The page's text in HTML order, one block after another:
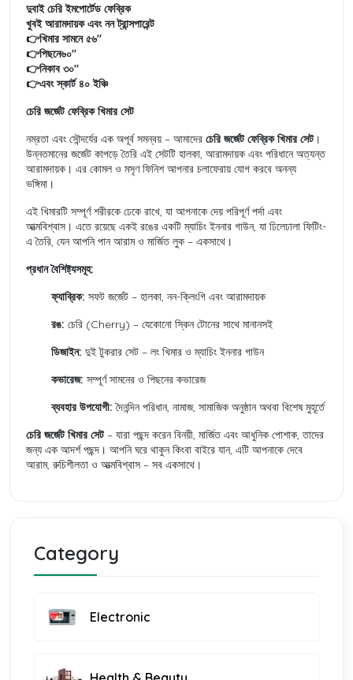
দুবাই চেরি ইমপোর্টেড ফেব্রিক
খুবই আরামদায়ক এবং নন ট্রান্সপারেন্ট
👉খিমার সামনে ৫৬"
👉পিছনে৬০"
👉নিকাব ৩০"
👉এবং স্কার্ট ৪০ ইঞ্চি
চেরি জর্জেট ফেব্রিক খিমার সেট
নম্রতা এবং সৌন্দর্যের এক অপূর্ব সমন্বয় – আমাদের চেরি জর্জেট ফেব্রিক খিমার সেট।
উন্নতমানের জর্জেট কাপড়ে তৈরি এই সেটটি হালকা, আরামদায়ক এবং পরিধানে অত্যন্ত
আরামদায়ক। এর কোমল ও মসৃণ ফিনিশ আপনার চলাফেরায় যোগ করবে অনন্য
ভঙ্গিমা।
এই খিমারটি সম্পূর্ণ শরীরকে ঢেকে রাখে, যা আপনাকে দেয় পরিপূর্ণ পর্দা এবং
আত্মবিশ্বাস। এতে রয়েছে একই রঙের একটি ম্যাচিং ইননার গাউন, যা ঢিলেঢালা ফিটিং-
এ তৈরি, যেন আপনি পান আরাম ও মার্জিত লুক – একসাথে।
প্রধান বৈশিষ্ট্যসমূহ:
ফ্যাব্রিক: সফট জর্জেট – হালকা, নন-ক্লিংগি এবং আরামদায়ক
রঙ: চেরি (Cherry) – যেকোনো স্কিন টোনের সাথে মানানসই
ডিজাইন: দুই টুকরার সেট – লং খিমার ও ম্যাচিং ইননার গাউন
কভারেজ: সম্পূর্ণ সামনের ও পিছনের কভারেজ
ব্যবহার উপযোগী: দৈনন্দিন পরিধান, নামাজ, সামাজিক অনুষ্ঠান অথবা বিশেষ মুহূর্তে
চেরি জর্জেট খিমার সেট– যারা পছন্দ করেন বিনয়ী, মার্জিত এবং আধুনিক পোশাক, তাদের
জন্য এক আদর্শ পছন্দ। আপনি ঘরে থাকুন কিংবা বাইরে যান, এটি আপনাকে দেবে
আরাম, রুচিশীলতা ও আত্মবিশ্বাস – সব একসাথে।
Category
Electronic